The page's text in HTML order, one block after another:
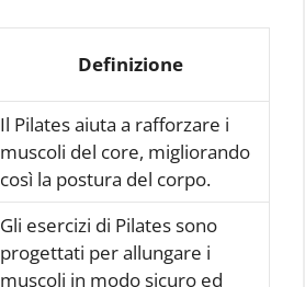
Definizione
Il Pilates aiuta a rafforzare i
muscoli del core, migliorando
così la postura del corpo.
Gli esercizi di Pilates sono
progettati per allungare i
muscoli in modo sicuro ed